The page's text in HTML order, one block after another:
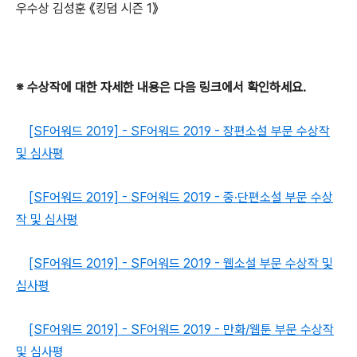
우수상 김성훈 《킹덤 시즌 1》
※ 수상작에 대한 자세한 내용은 다음 링크에서 확인하세요.
[SF어워드 2019] - SF어워드 2019 - 장편소설 부문 수상작
및 심사평
[SF어워드 2019] - SF어워드 2019 - 중·단편소설 부문 수상
작 및 심사평
[SF어워드 2019] - SF어워드 2019 - 웹소설 부문 수상작 및
심사평
[SF어워드 2019] - SF어워드 2019 - 만화/웹툰 부문 수상작
및 심사평